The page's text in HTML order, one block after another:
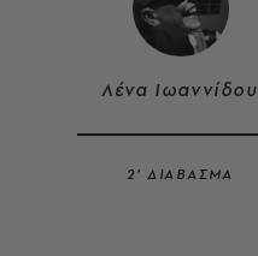
Λένα Ιωαννίδου
2’ ΔΙΑΒΑΣΜΑ